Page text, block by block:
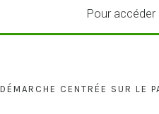
Pour
DÉMARCHE CENTRÉE SUR LE